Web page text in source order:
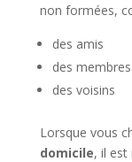
non formées,
des amis
des
des voisins
Lorsque vous
domicile, il